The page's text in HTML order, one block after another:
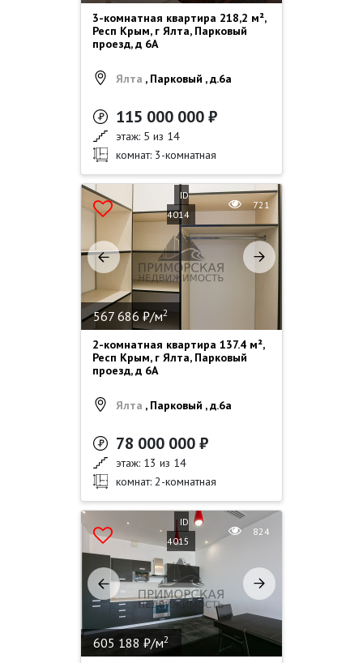
3-комнатная квартира 218,2 м²,
Респ Крым, г Ялта, Парковый
проезд, д 6А
Ялта , Парковый , д.6а
115 000 000 ₽
этаж: 5 из 14
комнат: 3-комнатная
ID
4014
721
567 686 ₽/м2
2-комнатная квартира 137.4 м²,
Респ Крым, г Ялта, Парковый
проезд, д 6А
Ялта , Парковый , д.6а
78 000 000 ₽
этаж: 13 из 14
комнат: 2-комнатная
ID
4015
824
605 188 ₽/м2